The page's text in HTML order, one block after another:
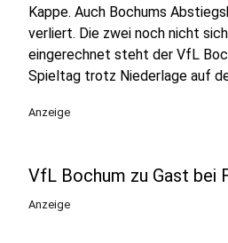
Kappe. Auch Bochums
verliert. Die zwei noch nicht
eingerechnet steht der VfL
Spieltag trotz Niederlage auf
Anzeige
VfL Bochum zu Gast bei
Anzeige